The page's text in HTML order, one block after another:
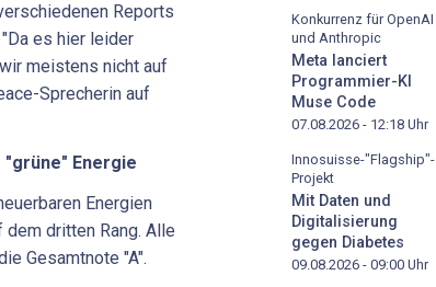
Reports
es hier leider
meistens nicht auf
Sprecherin auf
"grüne" Energie
Energien
dritten Rang. Alle
Gesamtnote "A".
Konkurrenz für OpenAI
und Anthropic
Meta lanciert
Programmier-KI
Muse Code
07.08.2026 - 12:18 Uhr
Innosuisse-"Flagship"-
Projekt
Mit Daten und
Digitalisierung
gegen Diabetes
09.08.2026 - 09:00 Uhr